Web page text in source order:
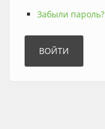
Забыли пароль?